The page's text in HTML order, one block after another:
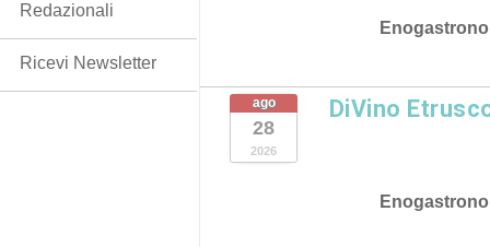
ago
28
2026
DiVino
Redazionali
Ricevi Newsletter